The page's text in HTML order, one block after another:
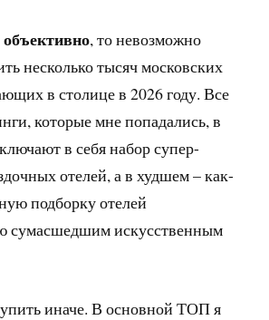
объективно, то невозможно
несколько тысяч московских
в столице в 2026 году. Все
которые мне попадались, в
в себя набор супер-
отелей, а в худшем – как-
подборку отелей
сумасшедшим искусственным
иначе. В основной ТОП я